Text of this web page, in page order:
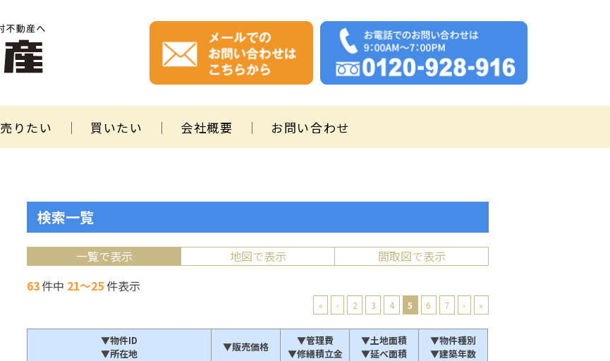
売りたい 買いたい 会社概要 お問い合わせ
検索一覧
一覧で表示 地図で表示
間取図で表示
63件中 21～25 件表示
« ‹ 2 3 4 5 6 7 › »
▼物件ID
▼所在地
▼販売価格
▼管理費
▼修繕積立金
▼土地面積
▼延べ面積
▼物件種別
▼建築年数